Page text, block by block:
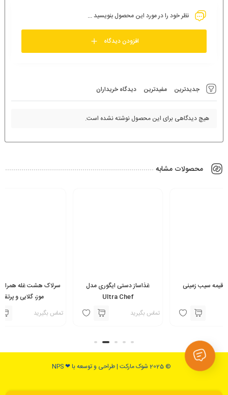
جدیدترین مفیدترین دیدگاه خریداران
هیچ دیدگاهی برای این محصول نوشته نشده است.
نظر خود را در مورد این محصول بنویسید ...
افزودن دیدگاه
محصولات مشابه
غذاساز دستی ایگوری مدل
Ultra Chef
تماس بگیرید
سرلاک هشت غله همراه با سیب،
موز، گلابی و پرتقال
تماس بگیرید
© 2025 شوک مارکت | طراحی و توسعه با ❤ NPS